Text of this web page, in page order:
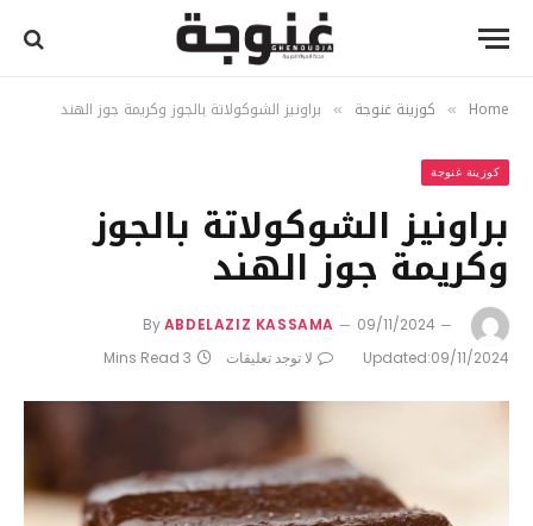
Home
» كوزينة غنوجة » براونيز الشوكولاتة بالجوز وكريمة جوز الهند
كوزينة غنوجة
براونيز الشوكولاتة بالجوز
وكريمة جوز الهند
ByABDELAZIZ KASSAMA
09/11/2024
Updated:09/11/2024 لا توجد تعليقات 3 Mins Read